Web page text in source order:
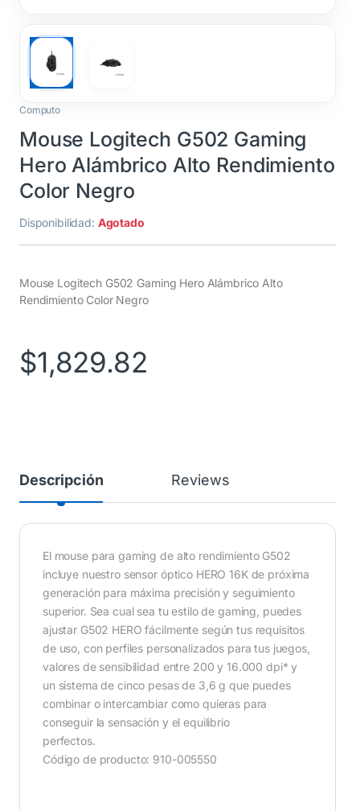
Computo
Mouse Logitech G502 Gaming
Hero Alámbrico Alto Rendimiento
Color Negro
Disponibilidad: Agotado
Mouse Logitech G502 Gaming Hero Alámbrico Alto
Rendimiento Color Negro
$1,829.82
Descripción Reviews
El mouse para gaming de alto rendimiento G502
incluye nuestro sensor óptico HERO 16K de próxima
generación para máxima precisión y seguimiento
superior. Sea cual sea tu estilo de gaming, puedes
ajustar G502 HERO fácilmente según tus requisitos
de uso, con perfiles personalizados para tus juegos,
valores de sensibilidad entre 200 y 16.000 dpi* y
un sistema de cinco pesas de 3,6 g que puedes
combinar o intercambiar como quieras para
conseguir la sensación y el equilibrio
perfectos.
Código de producto: 910-005550